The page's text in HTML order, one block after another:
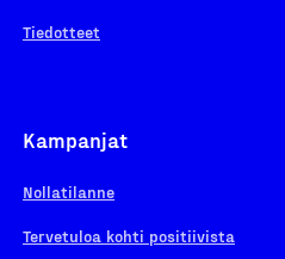
Tiedotteet
Kampanjat
Nollatilanne
Tervetuloa kohti positiivista